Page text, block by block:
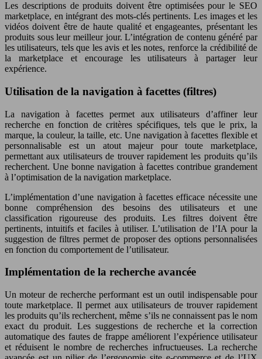
Les descriptions de produits doivent être optimisées pour le SEO
marketplace, en intégrant des mots-clés pertinents. Les images et les
vidéos doivent être de haute qualité et engageantes, présentant les
produits sous leur meilleur jour. L’intégration de contenu généré par
les utilisateurs, tels que les avis et les notes, renforce la crédibilité de
la marketplace et encourage les utilisateurs à partager leur
expérience.
Utilisation de la navigation à facettes (filtres)
La navigation à facettes permet aux utilisateurs d’affiner leur
recherche en fonction de critères spécifiques, tels que le prix, la
marque, la couleur, la taille, etc. Une navigation à facettes flexible et
personnalisable est un atout majeur pour toute marketplace,
permettant aux utilisateurs de trouver rapidement les produits qu’ils
recherchent. Une bonne navigation à facettes contribue grandement
à l’optimisation de la navigation marketplace.
L’implémentation d’une navigation à facettes efficace nécessite une
bonne compréhension des besoins des utilisateurs et une
classification rigoureuse des produits. Les filtres doivent être
pertinents, intuitifs et faciles à utiliser. L’utilisation de l’IA pour la
suggestion de filtres permet de proposer des options personnalisées
en fonction du comportement de l’utilisateur.
Implémentation de la recherche avancée
Un moteur de recherche performant est un outil indispensable pour
toute marketplace. Il permet aux utilisateurs de trouver rapidement
les produits qu’ils recherchent, même s’ils ne connaissent pas le nom
exact du produit. Les suggestions de recherche et la correction
automatique des fautes de frappe améliorent l’expérience utilisateur
et réduisent le nombre de recherches infructueuses. La recherche